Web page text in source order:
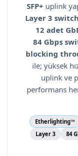
SFP+ uplink
Layer 3 switch
12 adet
84 Gbps
blocking
ile; yüksek
uplink ve
performans
Etherlighting™
Layer 3
84